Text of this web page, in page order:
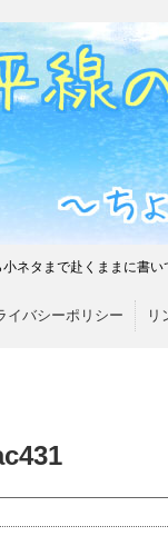
ネタまで赴くままに書
イバシーポリシー リ